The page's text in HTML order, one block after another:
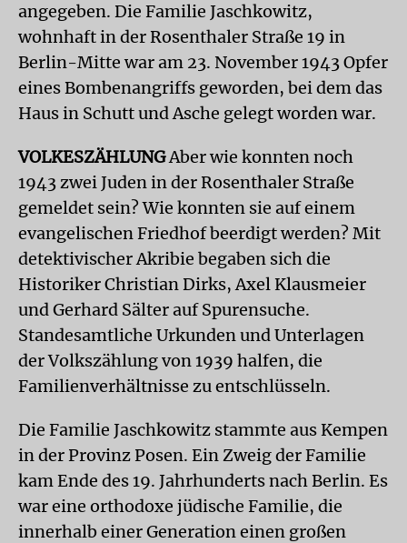
angegeben. Die Familie Jaschkowitz,
wohnhaft in der Rosenthaler Straße 19 in
Berlin-Mitte war am 23. November 1943 Opfer
eines Bombenangriffs geworden, bei dem das
Haus in Schutt und Asche gelegt worden war.
VOLKESZÄHLUNGAber wie konnten noch
1943 zwei Juden in der Rosenthaler Straße
gemeldet sein? Wie konnten sie auf einem
evangelischen Friedhof beerdigt werden? Mit
detektivischer Akribie begaben sich die
Historiker Christian Dirks, Axel Klausmeier
und Gerhard Sälter auf Spurensuche.
Standesamtliche Urkunden und Unterlagen
der Volkszählung von 1939 halfen, die
Familienverhältnisse zu entschlüsseln.
Die Familie Jaschkowitz stammte aus Kempen
in der Provinz Posen. Ein Zweig der Familie
kam Ende des 19. Jahrhunderts nach Berlin. Es
war eine orthodoxe jüdische Familie, die
innerhalb einer Generation einen großen